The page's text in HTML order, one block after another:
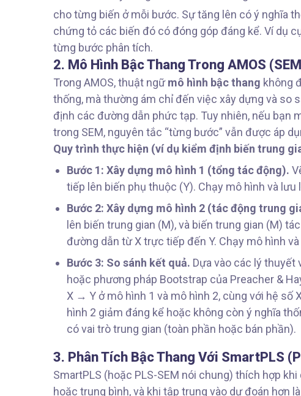
cho từng biến ở mỗi bước. Sự tăng lên có ý nghĩa
chứng tỏ các biến đó có đóng góp đáng kể. Ví dụ
từng bước phân tích.
2. Mô Hình Bậc Thang Trong AMOS
Trong AMOS, thuật ngữmô hình bậc thang không
thống, mà thường ám chỉ đến việc xây dựng và so
định các đường dẫn phức tạp. Tuy nhiên, nếu bạn
trong SEM, nguyên tắc “từng bước” vẫn được áp
Quy trình thực hiện (ví dụ kiểm định biến trung
Bước 1: Xây dựng mô hình 1 (tổng tác động).
tiếp lên biến phụ thuộc (Y). Chạy mô hình và
Bước 2: Xây dựng mô hình 2 (tác động trung
lên biến trung gian (M), và biến trung gian (M)
đường dẫn từ X trực tiếp đến Y. Chạy mô hình
Bước 3: So sánh kết quả. Dựa vào các lý thuyết
hoặc phương pháp Bootstrap của Preacher &
X → Y ở mô hình 1 và mô hình 2, cùng với hệ
hình 2 giảm đáng kể hoặc không còn ý nghĩa
có vai trò trung gian (toàn phần hoặc bán phần).
3. Phân Tích Bậc Thang Với SmartPLS
SmartPLS (hoặc PLS-SEM nói chung) thích hợp
hoặc trung bình, và khi tập trung vào dự đoán hơn